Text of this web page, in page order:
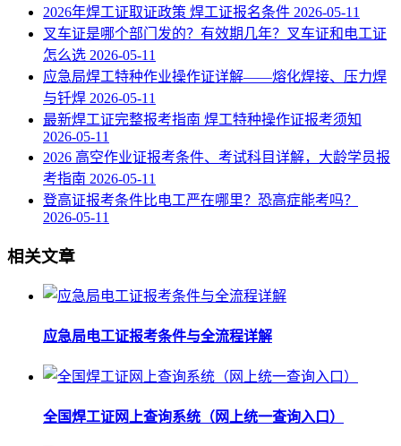
2026年焊工证取证政策 焊工证报名条件 2026-05-11
叉车证是哪个部门发的？有效期几年？叉车证和电工证
怎么选 2026-05-11
应急局焊工特种作业操作证详解——熔化焊接、压力焊
与钎焊 2026-05-11
最新焊工证完整报考指南 焊工特种操作证报考须知
2026-05-11
2026 高空作业证报考条件、考试科目详解，大龄学员报
考指南 2026-05-11
登高证报考条件比电工严在哪里？恐高症能考吗？
2026-05-11
相关文章
应急局电工证报考条件与全流程详解
全国焊工证网上查询系统（网上统一查询入口）